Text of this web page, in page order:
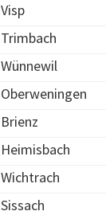
Visp
Trimbach
Wünnewil
Oberweningen
Brienz
Heimisbach
Wichtrach
Sissach